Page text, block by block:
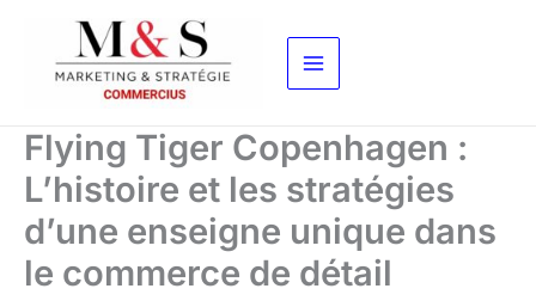
contenu
Flying Tiger Copenhagen :
L’histoire et les stratégies
d’une enseigne unique dans
le commerce de détail